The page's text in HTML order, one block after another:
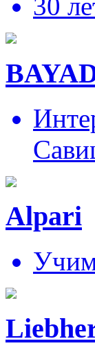
30
Alpari